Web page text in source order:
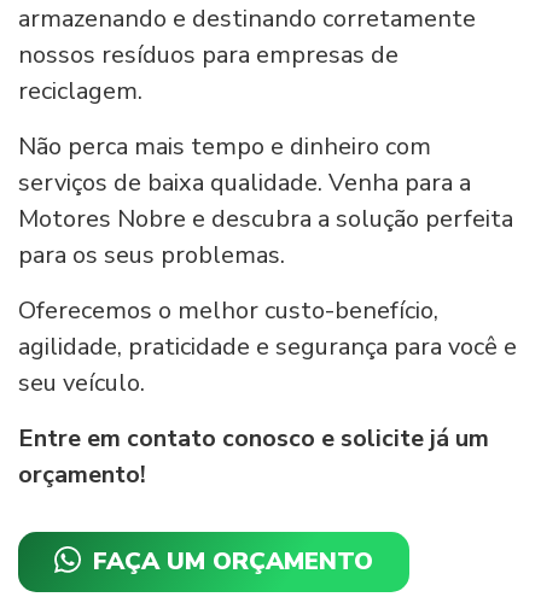
armazenando e destinando corretamente
nossos resíduos para empresas de
reciclagem.
Não perca mais tempo e dinheiro com
serviços de baixa qualidade. Venha para a
Motores Nobre e descubra a solução perfeita
para os seus problemas.
Oferecemos o melhor custo-benefício,
agilidade, praticidade e segurança para você e
seu veículo.
Entre em contato conosco e solicite já um
orçamento!
FAÇA UM ORÇAMENTO